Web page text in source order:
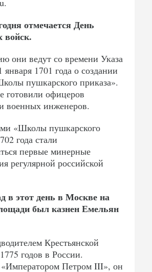
отмечается День
войск.
они ведут со времени Указа
1701 года о создании
пушкарского приказа».
готовили офицеров
военных инженеров.
«Школы пушкарского
года стали
первые минерные
регулярной российской
в этот день в Москве на
был казнен Емельян
Крестьянской
годов в России.
Петром III», он